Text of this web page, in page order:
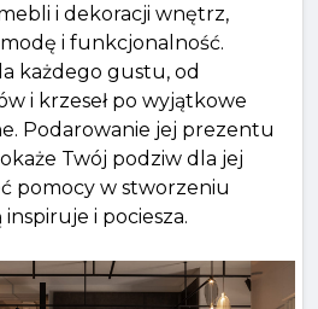
i dekoracji wnętrz,
modę i funkcjonalność.
każdego gustu, od
i krzeseł po wyjątkowe
Podarowanie jej prezentu
Twój podziw dla jej
pomocy w stworzeniu
i pociesza.